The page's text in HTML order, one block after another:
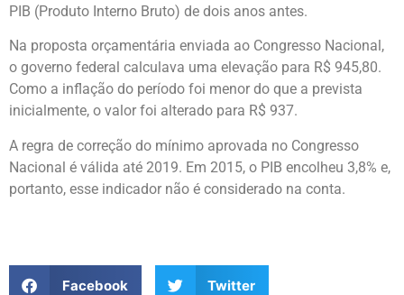
PIB (Produto Interno Bruto) de dois anos antes.
Na proposta orçamentária enviada ao Congresso Nacional,
o governo federal calculava uma elevação para R$ 945,80.
Como a inflação do período foi menor do que a prevista
inicialmente, o valor foi alterado para R$ 937.
A regra de correção do mínimo aprovada no Congresso
Nacional é válida até 2019. Em 2015, o PIB encolheu 3,8% e,
portanto, esse indicador não é considerado na conta.
Facebook Twitter